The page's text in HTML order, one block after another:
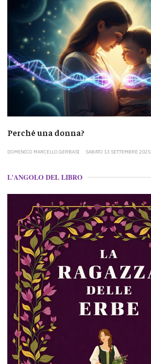
Perché una donna?
DOMENICO MARCELLO GERBASI SABATO 13 SETTEMBRE 2025
L'ANGOLO DEL LIBRO